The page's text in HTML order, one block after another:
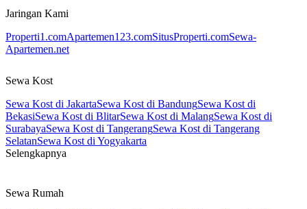
Jaringan Kami
Properti1.comApartemen123.comSitusProperti.comSewa-
Apartemen.net
Sewa Kost
Sewa Kost di JakartaSewa Kost di BandungSewa Kost di
BekasiSewa Kost di BlitarSewa Kost di MalangSewa Kost di
SurabayaSewa Kost di TangerangSewa Kost di Tangerang
SelatanSewa Kost di Yogyakarta
Selengkapnya
Sewa Rumah